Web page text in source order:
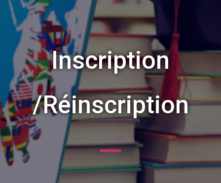
Inscription
/Réinscription